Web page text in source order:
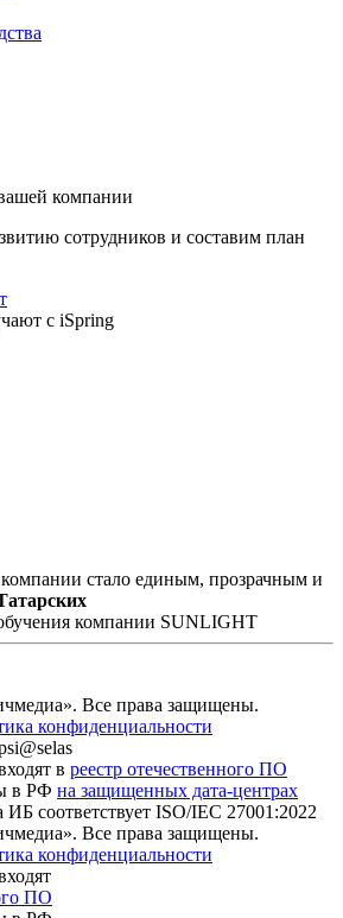
компании
сотрудников и составим план
с iSpring
стало единым, прозрачным и
компании SUNLIGHT
Все права защищены.
конфиденциальности
в реестр отечественного ПО
в РФ на защищенных дата-центрах
соответствует ISO/IEC 27001:2022
Все права защищены.
конфиденциальности
ПО